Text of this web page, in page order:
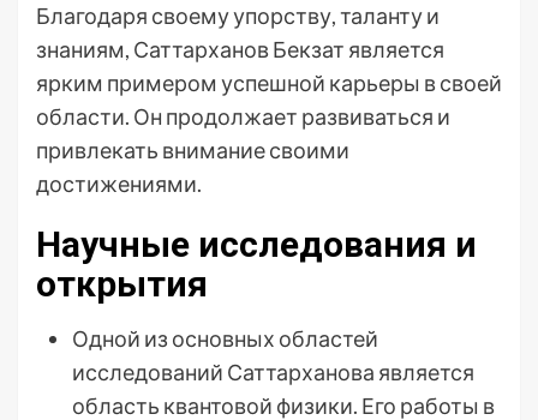
Благодаря своему упорству, таланту и
знаниям, Саттарханов Бекзат является
ярким примером успешной карьеры в своей
области. Он продолжает развиваться и
привлекать внимание своими
достижениями.
Научные исследования и
открытия
Одной из основных областей
исследований Саттарханова является
область квантовой физики. Его работы в